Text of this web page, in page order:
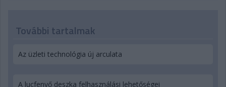
További tartalmak
Az üzleti technológia új arculata
A lucfenyő deszka felhasználási lehetőségei